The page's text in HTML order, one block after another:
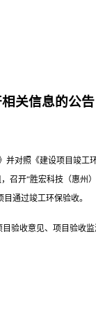
关信息的公告
对照《建设项目竣
开“胜宏科技（惠
通过竣工环保验收。
验收意见、项目验收